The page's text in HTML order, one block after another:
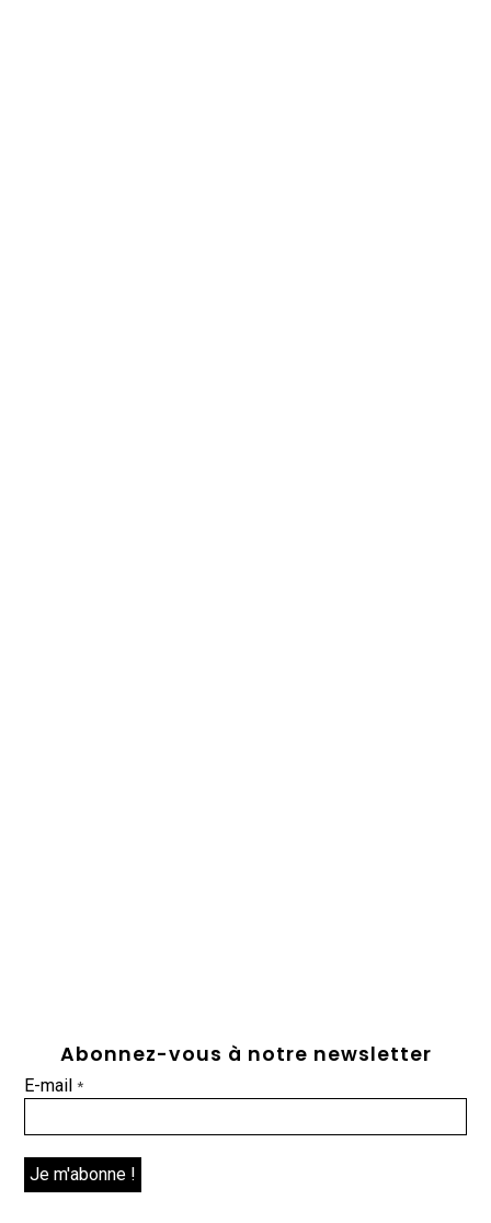
Abonnez-vous à notre newsletter
E-mail*